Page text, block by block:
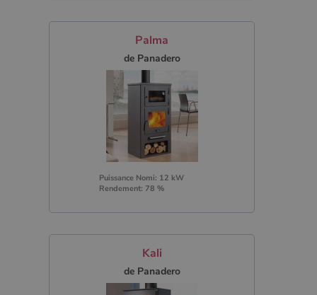
Palma
de Panadero
Puissance Nomi: 12 kW
Rendement: 78 %
Kali
de Panadero